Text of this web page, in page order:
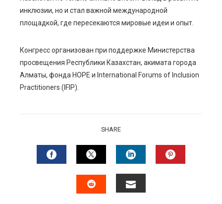
инклюзии, но и стал важной международной
площадкой, где пересекаются мировые идеи и опыт.
Конгресс организован при поддержке Министерства
просвещения Республики Казахстан, акимата города
Алматы, фонда HOPE и International Forums of Inclusion
Practitioners (IFIP).
SHARE
FACEBOOKTWITTERLINKEDIN